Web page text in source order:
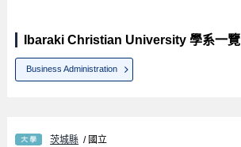
Ibaraki Christian University 學系一覽
Business Administration
茨城縣 / 國立